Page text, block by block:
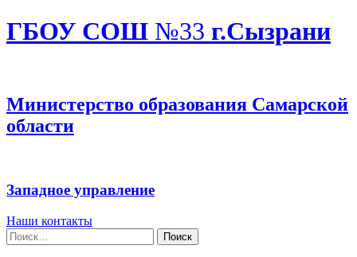
ГБОУ СОШ №33 г.Сызрани
Министерство образования Самарской
области
Западное управление
Наши контакты
Найти: